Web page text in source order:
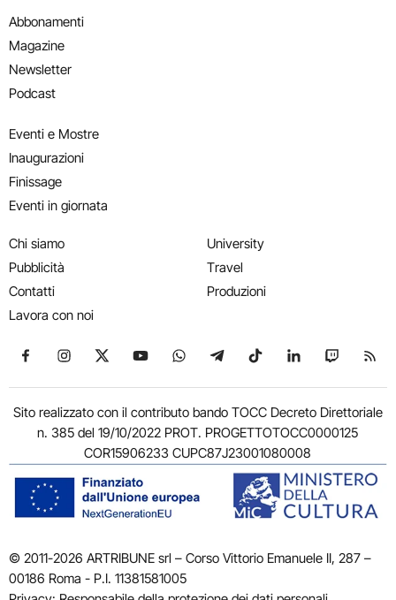
Abbonamenti
Magazine
Newsletter
Podcast
Eventi e Mostre
Inaugurazioni
Finissage
Eventi in giornata
Chi siamo
Pubblicità
Contatti
Lavora con noi
University
Travel
Produzioni
Seguici su Facebook
Seguici su Instagram
Seguici su X
Seguici su YouTube
Seguici su WhatsApp
Seguici su Telegram
Seguici su TikTok
Seguici su
Seguici
Sito realizzato con il contributo bando TOCC Decreto Direttoriale
n. 385 del 19/10/2022 PROT. PROGETTOTOCC0000125
COR15906233 CUPC87J23001080008
© 2011-2026 ARTRIBUNE srl – Corso Vittorio Emanuele II, 287 –
00186 Roma - P.I. 11381581005